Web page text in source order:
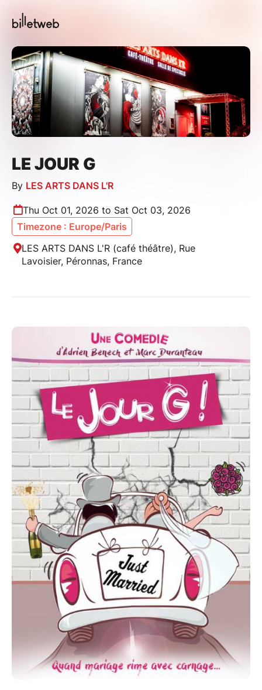
LE JOUR G
By LES ARTS DANS L'R
Thu Oct 01, 2026 to Sat Oct 03, 2026
Timezone : Europe/Paris
LES ARTS DANS L'R (café théâtre), Rue
Lavoisier, Péronnas, France